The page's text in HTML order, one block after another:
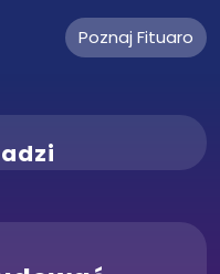
Poznaj Fituaro